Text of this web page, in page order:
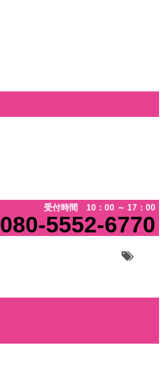
受付時間 10：00 ～ 17：00
080-5552-6770